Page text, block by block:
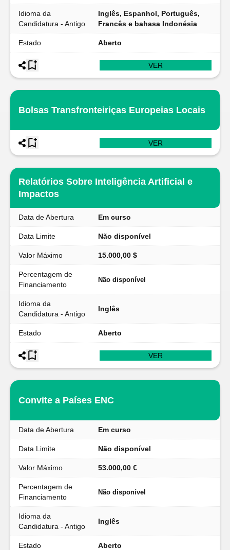
Idioma da
Candidatura - Antigo
Inglês, Espanhol, Português,
Francês e bahasa Indonésia
Estado Aberto
VER
Bolsas Transfronteiriças Europeias Locais
VER
Relatórios Sobre Inteligência Artificial e
Impactos
Data de Abertura Em curso
Data Limite Não disponível
Valor Máximo 15.000,00 $
Percentagem de
Financiamento
Não disponível
Idioma da
Candidatura - Antigo
Inglês
Estado Aberto
VER
Convite a Países ENC
Data de Abertura Em curso
Data Limite Não disponível
Valor Máximo 53.000,00 €
Percentagem de
Financiamento
Não disponível
Idioma da
Candidatura - Antigo
Inglês
Estado Aberto